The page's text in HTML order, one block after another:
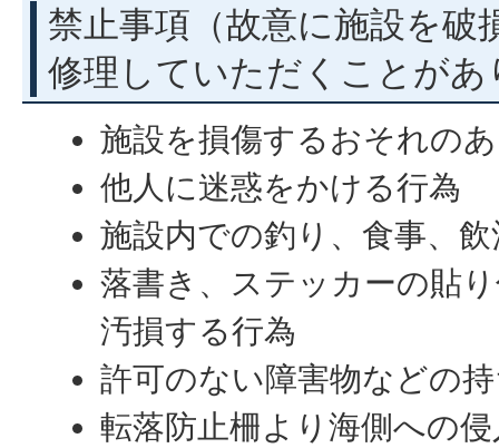
禁止事項（故意に施設を破
修理していただくことがあ
施設を損傷するおそれの
他人に迷惑をかける行為
施設内での釣り、食事、
落書き、ステッカーの貼
汚損する行為
許可のない障害物などの
転落防止柵より海側への